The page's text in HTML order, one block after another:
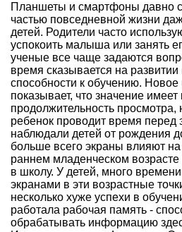
Планшеты и смартфоны давно
частью повседневной жизни
детей. Родители часто
успокоить малыша или занять
ученые все чаще задаются
время сказывается на
способности к обучению.
показывает, что значение имеет
продолжительность просмотра,
ребенок проводит время перед
наблюдали детей от рождения
больше всего экраны влияют
раннем младенческом
в школу. У детей, много
экранами в эти возрастные
несколько хуже успехи в
работала рабочая память -
обрабатывать информацию